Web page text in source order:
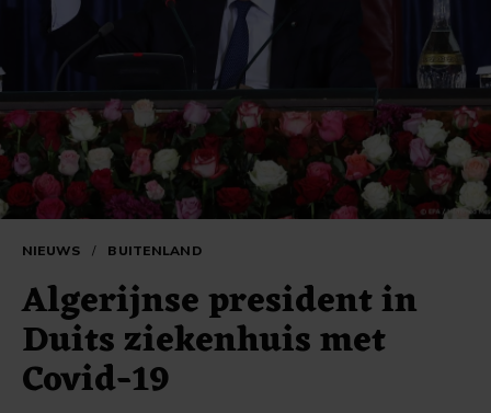
NIEUWS / BUITENLAND
Algerijnse president in
Duits ziekenhuis met
Covid-19